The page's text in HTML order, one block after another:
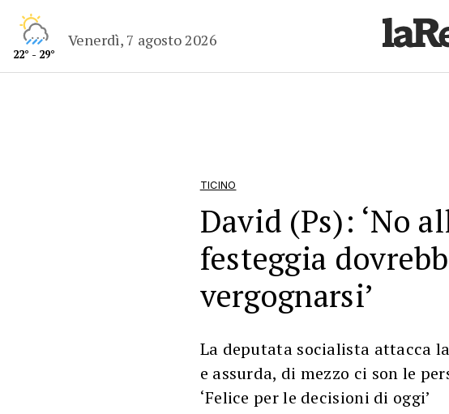
22° - 29°
Venerdì, 7 agosto 2026
TICINO
David (Ps): ‘No
festeggia
vergognarsi’
La deputata socialista attacca
e assurda, di mezzo ci son le
‘Felice per le decisioni di oggi’